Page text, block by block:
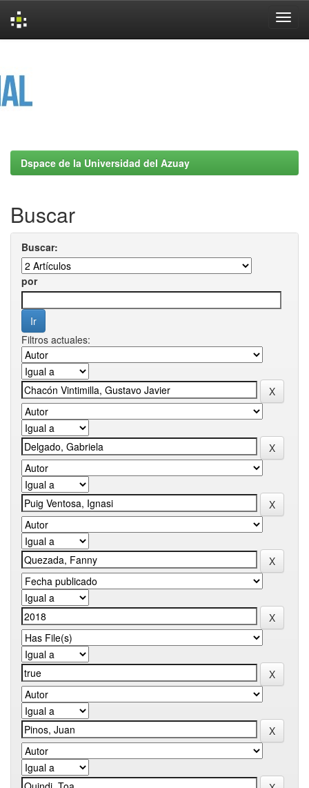
Dspace de la Universidad del Azuay
Buscar
Buscar:
por
Filtros actuales: